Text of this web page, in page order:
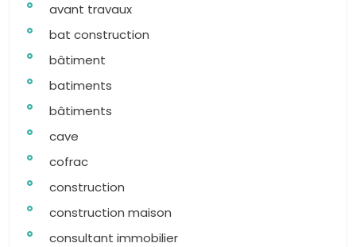
avant travaux
bat construction
bâtiment
batiments
bâtiments
cave
cofrac
construction
construction maison
consultant immobilier